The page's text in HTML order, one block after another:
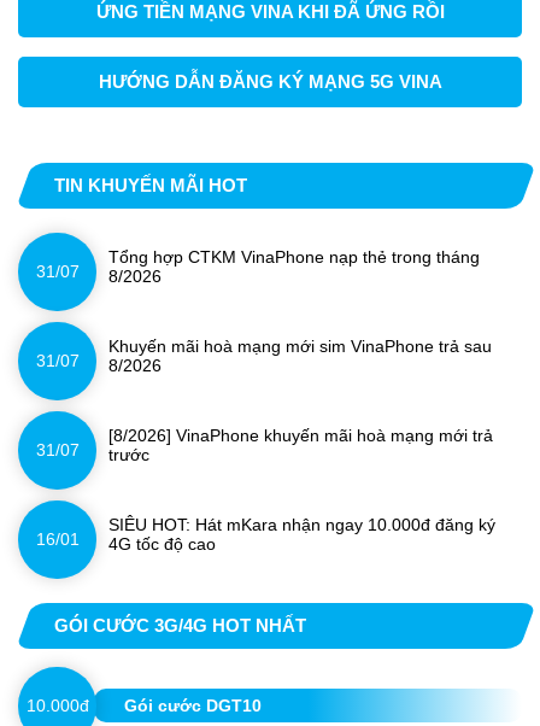
ỨNG TIỀN MẠNG VINA KHI ĐÃ ỨNG RỒI
HƯỚNG DẪN ĐĂNG KÝ MẠNG 5G VINA
TIN KHUYẾN MÃI HOT
31/07
Tổng hợp CTKM VinaPhone nạp thẻ trong tháng
8/2026
31/07
Khuyến mãi hoà mạng mới sim VinaPhone trả sau
8/2026
31/07
[8/2026] VinaPhone khuyến mãi hoà mạng mới trả
trước
16/01
SIÊU HOT: Hát mKara nhận ngay 10.000đ đăng ký
4G tốc độ cao
GÓI CƯỚC 3G/4G HOT NHẤT
10.000đ Gói cước DGT10